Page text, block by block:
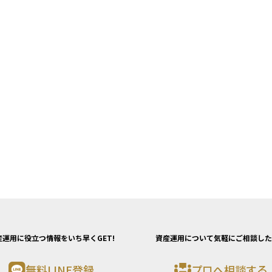
運用に役立つ情報をいち早くGET! 資産運用について気軽にご相談し